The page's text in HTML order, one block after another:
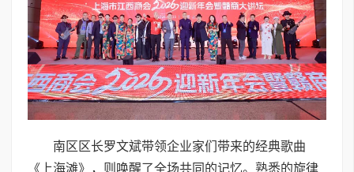
南区区长罗文斌带领企业家们带来的经典歌曲
《上海滩》，则唤醒了全场共同的记忆。熟悉的旋律